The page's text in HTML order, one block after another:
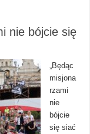
nie bójcie się
„Będąc
misjona
rzami
nie
bójcie
się siać